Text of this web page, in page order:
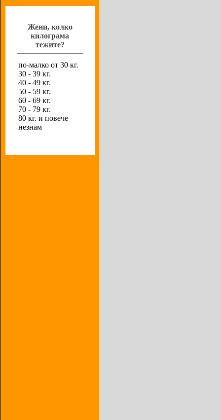
Жени, колко
килограма
тежите?
по-малко от 30 кг.
30 - 39 кг.
40 - 49 кг.
50 - 59 кг.
60 - 69 кг.
70 - 79 кг.
80 кг. и повече
незнам